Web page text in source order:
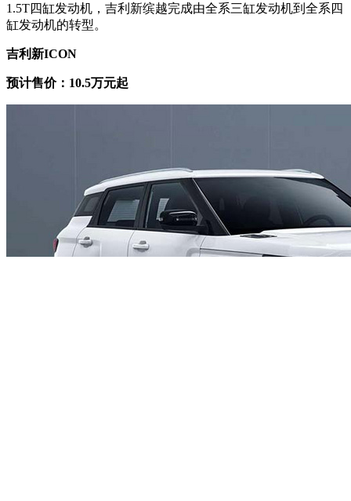
1.5T四缸发动机，吉利新缤越完成由全系三缸发动机到全系四
缸发动机的转型。
吉利新ICON
预计售价：10.5万元起